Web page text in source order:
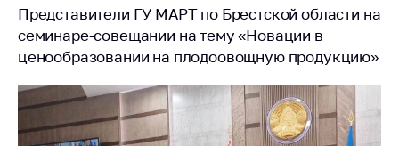
Представители ГУ МАРТ по Брестской области на
семинаре-совещании на тему «Новации в
ценообразовании на плодоовощную продукцию»